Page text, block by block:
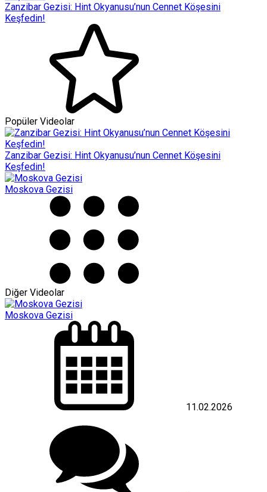
Zanzibar Gezisi: Hint Okyanusu’nun Cennet Köşesini
Keşfedin!
Popüler Videolar
Zanzibar Gezisi: Hint Okyanusu’nun Cennet Köşesini
Keşfedin!
Moskova Gezisi
Diğer Videolar
Moskova Gezisi
11.02.2026